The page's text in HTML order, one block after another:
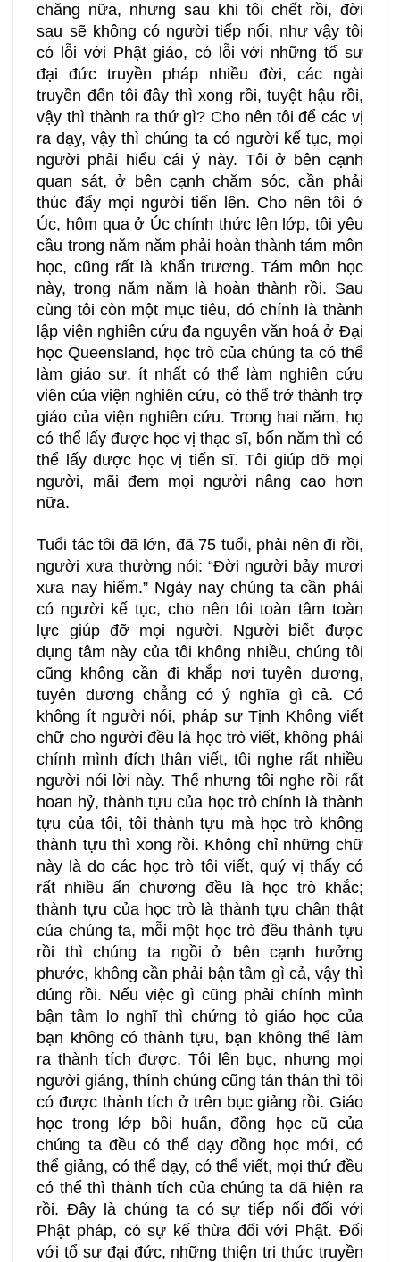
chăng nữa, nhưng sau khi tôi chết rồi, đời
sau sẽ không có người tiếp nối, như vậy tôi
có lỗi với Phật giáo, có lỗi với những tổ sư
đại đức truyền pháp nhiều đời, các ngài
truyền đến tôi đây thì xong rồi, tuyệt hậu rồi,
vậy thì thành ra thứ gì? Cho nên tôi để các vị
ra dạy, vậy thì chúng ta có người kế tục, mọi
người phải hiểu cái ý này. Tôi ở bên cạnh
quan sát, ở bên cạnh chăm sóc, cần phải
thúc đẩy mọi người tiến lên. Cho nên tôi ở
Úc, hôm qua ở Úc chính thức lên lớp, tôi yêu
cầu trong năm năm phải hoàn thành tám môn
học, cũng rất là khẩn trương. Tám môn học
này, trong năm năm là hoàn thành rồi. Sau
cùng tôi còn một mục tiêu, đó chính là thành
lập viện nghiên cứu đa nguyên văn hoá ở Đại
học Queensland, học trò của chúng ta có thể
làm giáo sư, ít nhất có thể làm nghiên cứu
viên của viện nghiên cứu, có thể trở thành trợ
giáo của viện nghiên cứu. Trong hai năm, họ
có thể lấy được học vị thạc sĩ, bốn năm thì có
thể lấy được học vị tiến sĩ. Tôi giúp đỡ mọi
người, mãi đem mọi người nâng cao hơn
nữa.
Tuổi tác tôi đã lớn, đã 75 tuổi, phải nên đi rồi,
người xưa thường nói: “Đời người bảy mươi
xưa nay hiếm.” Ngày nay chúng ta cần phải
có người kế tục, cho nên tôi toàn tâm toàn
lực giúp đỡ mọi người. Người biết được
dụng tâm này của tôi không nhiều, chúng tôi
cũng không cần đi khắp nơi tuyên dương,
tuyên dương chẳng có ý nghĩa gì cả. Có
không ít người nói, pháp sư Tịnh Không viết
chữ cho người đều là học trò viết, không phải
chính mình đích thân viết, tôi nghe rất nhiều
người nói lời này. Thế nhưng tôi nghe rồi rất
hoan hỷ, thành tựu của học trò chính là thành
tựu của tôi, tôi thành tựu mà học trò không
thành tựu thì xong rồi. Không chỉ những chữ
này là do các học trò tôi viết, quý vị thấy có
rất nhiều ấn chương đều là học trò khắc;
thành tựu của học trò là thành tựu chân thật
của chúng ta, mỗi một học trò đều thành tựu
rồi thì chúng ta ngồi ở bên cạnh hưởng
phước, không cần phải bận tâm gì cả, vậy thì
đúng rồi. Nếu việc gì cũng phải chính mình
bận tâm lo nghĩ thì chứng tỏ giáo học của
bạn không có thành tựu, bạn không thể làm
ra thành tích được. Tôi lên bục, nhưng mọi
người giảng, thính chúng cũng tán thán thì tôi
có được thành tích ở trên bục giảng rồi. Giáo
học trong lớp bồi huấn, đồng học cũ của
chúng ta đều có thể dạy đồng học mới, có
thể giảng, có thể dạy, có thể viết, mọi thứ đều
có thể thì thành tích của chúng ta đã hiện ra
rồi. Đây là chúng ta có sự tiếp nối đối với
Phật pháp, có sự kế thừa đối với Phật. Đối
với tổ sư đại đức, những thiện tri thức truyền